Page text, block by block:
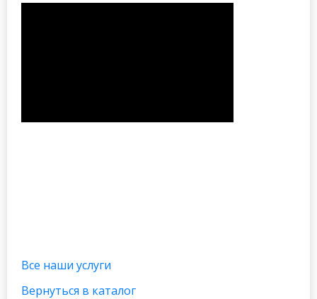
Все наши услуги
Вернуться в каталог